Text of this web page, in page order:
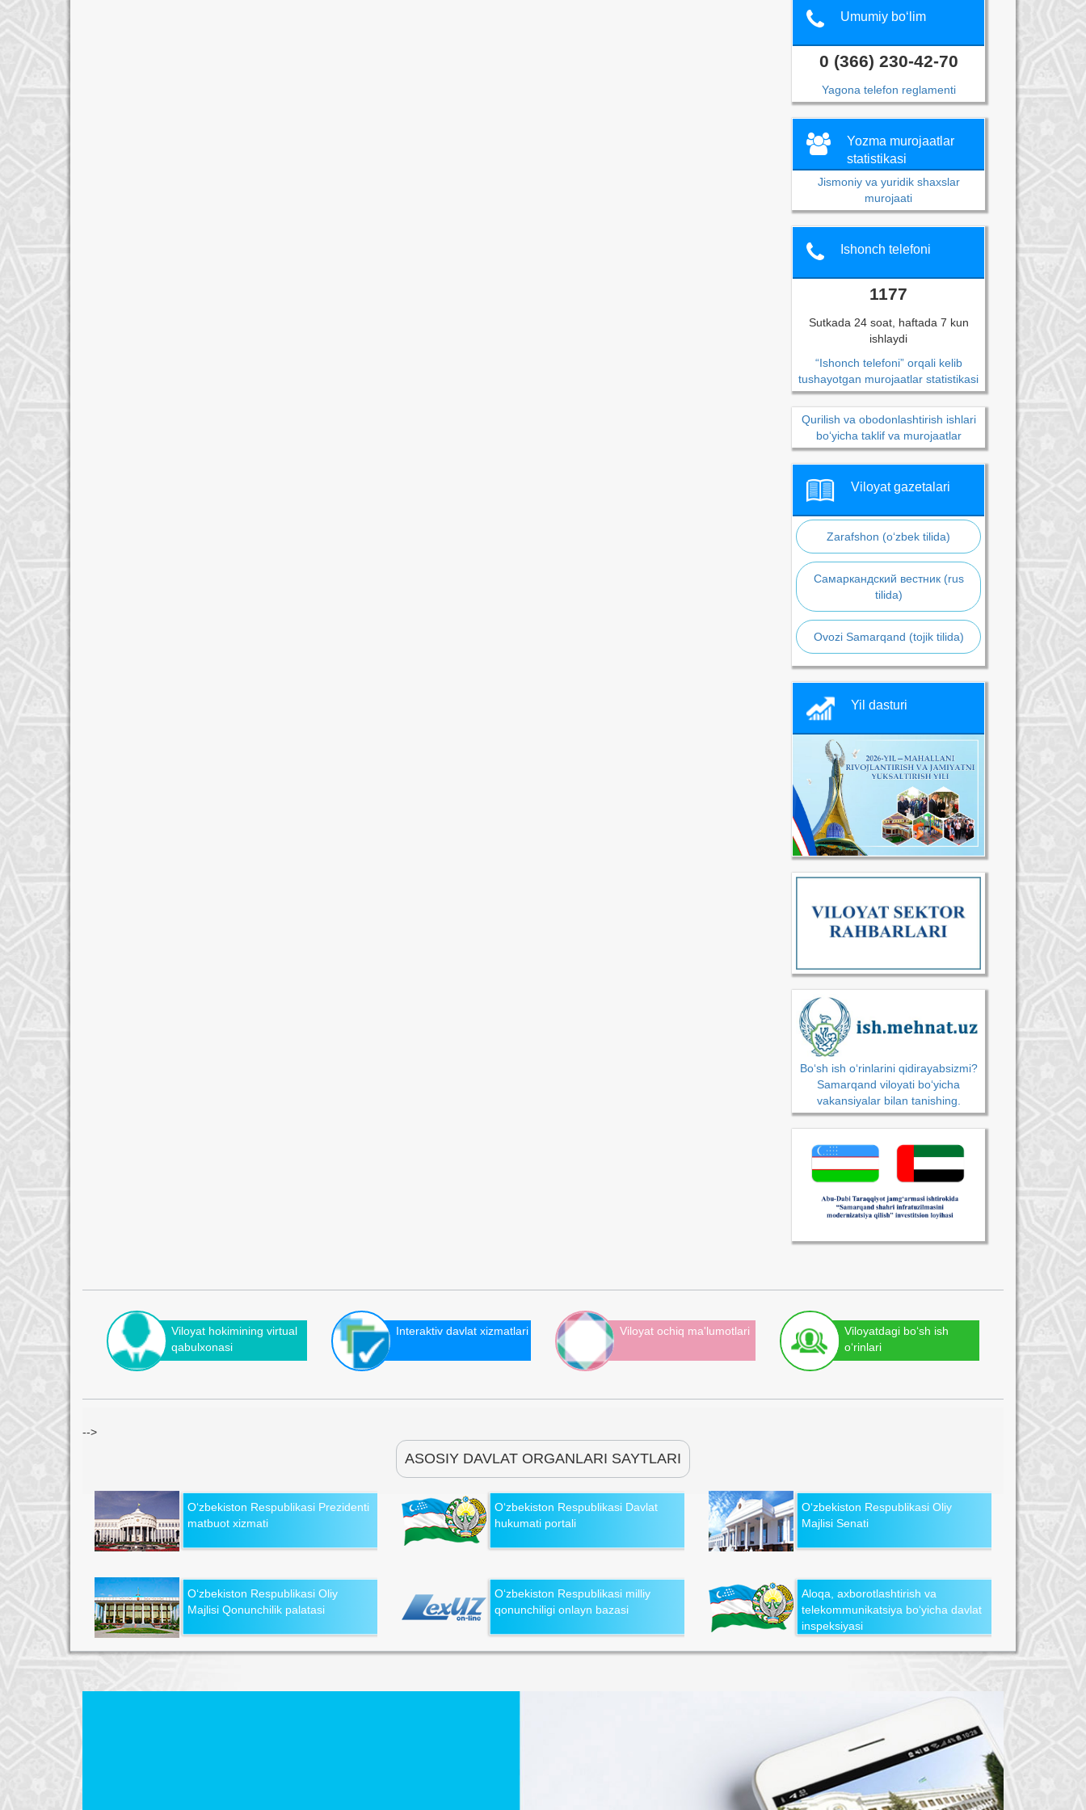
Umumiy bo‘lim
0 (366) 230-42-70
Yagona telefon reglamenti
Yozma murojaatlar
statistikasi
Jismoniy va yuridik shaxslar
murojaati
Ishonch telefoni
1177
Sutkada 24 soat, haftada 7 kun
ishlaydi
“Ishonch telefoni” orqali kelib
tushayotgan murojaatlar statistikasi
Qurilish va obodonlashtirish ishlari
bo‘yicha taklif va murojaatlar
Viloyat gazetalari
Zarafshon (o‘zbek tilida)
Самаркандский вестник (rus
tilida)
Ovozi Samarqand (tojik tilida)
Yil dasturi
Bo‘sh ish o‘rinlarini qidirayabsizmi?
Samarqand viloyati bo‘yicha
vakansiyalar bilan tanishing.
Viloyat hokimining virtual
qabulxonasi
Interaktiv davlat xizmatlari Viloyat ochiq ma'lumotlari
Viloyatdagi bo‘sh ish
o‘rinlari
-->
ASOSIY DAVLAT ORGANLARI SAYTLARI
O‘zbekiston Respublikasi Prezidenti
matbuot xizmati
O‘zbekiston Respublikasi Davlat
hukumati portali
O‘zbekiston Respublikasi Oliy
Majlisi Senati
O‘zbekiston Respublikasi Oliy
Majlisi Qonunchilik palatasi
O‘zbekiston Respublikasi milliy
qonunchiligi onlayn bazasi
Aloqa, axborotlashtirish va
telekommunikatsiya bo‘yicha davlat
inspeksiyasi